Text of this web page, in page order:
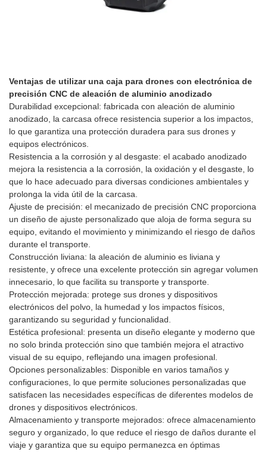
Ventajas de utilizar una caja para drones con electrónica de
precisión CNC de aleación de aluminio anodizado
Durabilidad excepcional: fabricada con aleación de aluminio
anodizado, la carcasa ofrece resistencia superior a los impactos,
lo que garantiza una protección duradera para sus drones y
equipos electrónicos.
Resistencia a la corrosión y al desgaste: el acabado anodizado
mejora la resistencia a la corrosión, la oxidación y el desgaste, lo
que lo hace adecuado para diversas condiciones ambientales y
prolonga la vida útil de la carcasa.
Ajuste de precisión: el mecanizado de precisión CNC proporciona
un diseño de ajuste personalizado que aloja de forma segura su
equipo, evitando el movimiento y minimizando el riesgo de daños
durante el transporte.
Construcción liviana: la aleación de aluminio es liviana y
resistente, y ofrece una excelente protección sin agregar volumen
innecesario, lo que facilita su transporte y transporte.
Protección mejorada: protege sus drones y dispositivos
electrónicos del polvo, la humedad y los impactos físicos,
garantizando su seguridad y funcionalidad.
Estética profesional: presenta un diseño elegante y moderno que
no solo brinda protección sino que también mejora el atractivo
visual de su equipo, reflejando una imagen profesional.
Opciones personalizables: Disponible en varios tamaños y
configuraciones, lo que permite soluciones personalizadas que
satisfacen las necesidades específicas de diferentes modelos de
drones y dispositivos electrónicos.
Almacenamiento y transporte mejorados: ofrece almacenamiento
seguro y organizado, lo que reduce el riesgo de daños durante el
viaje y garantiza que su equipo permanezca en óptimas